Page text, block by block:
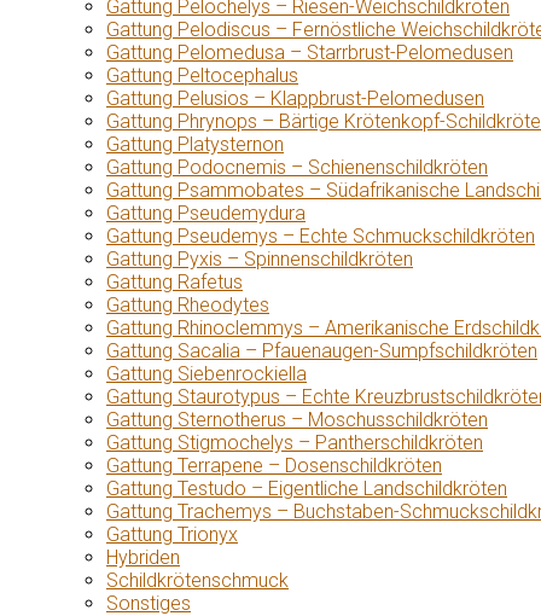
Gattung Pelochelys – Riesen-Weichschildkröten
Gattung Pelodiscus – Fernöstliche
Gattung Pelomedusa – Starrbrust-Pelomedusen
Gattung Peltocephalus
Gattung Pelusios – Klappbrust-Pelomedusen
Gattung Phrynops – Bärtige Krötenkopf-
Gattung Platysternon
Gattung Podocnemis – Schienenschildkröten
Gattung Psammobates – Südafrikanische
Gattung Pseudemydura
Gattung Pseudemys – Echte Schmuckschildkröten
Gattung Pyxis – Spinnenschildkröten
Gattung Rafetus
Gattung Rheodytes
Gattung Rhinoclemmys – Amerikanische
Gattung Sacalia – Pfauenaugen-Sumpfschildkröten
Gattung Siebenrockiella
Gattung Staurotypus – Echte
Gattung Sternotherus – Moschusschildkröten
Gattung Stigmochelys – Pantherschildkröten
Gattung Terrapene – Dosenschildkröten
Gattung Testudo – Eigentliche Landschildkröten
Gattung Trachemys – Buchstaben-
Gattung Trionyx
Hybriden
Schildkrötenschmuck
Sonstiges